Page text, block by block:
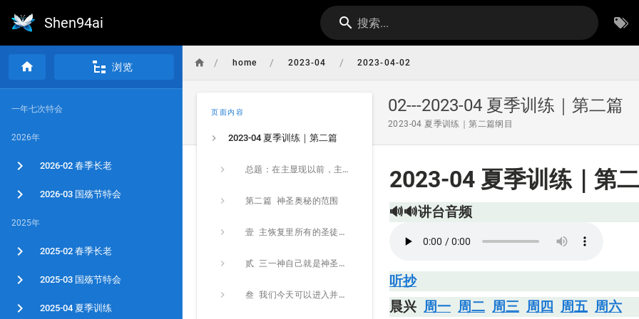
Shen94ai 搜索...
浏览
一年七次特会
2026年
2026-02 春季长老
2026-03 国殇节特会
2025年
2025-02 春季长老
2025-03 国殇节特会
2025-04 夏季训练
/ home / 2023-04 / 2023-04-02
02---2023-04 夏季训练｜第二篇
2023-04 夏季训练｜第二篇纲目
页面内容
2023-04 夏季训练｜第二篇
总题：在主显现以前，主的恢复之中心负担与现有真理的概览
第二篇 神圣奥秘的范围
壹 主恢复里所有的圣徒，都需要对物质的范围和神圣奥秘的范围有清楚的看见，有异象——箴二九18上，徒二六19：
贰 三一神自己就是神圣奥秘的范围—十四10～11：
叁 我们今天可以进入并活在其中之神圣奥秘的范围，事实上不仅仅是三一神那神圣奥秘的范围，乃是终极完成之灵与是灵之基督那神圣奥秘的范围——腓一19，罗八9，林后三17～18，加三14：
2023-04 夏季训练｜第
🔊🔊讲台音频
听抄
晨兴 周一 周二 周三 周四 周五 周六